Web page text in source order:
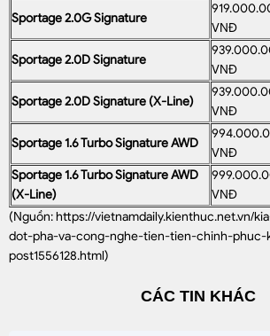
Sportage 2.0G Signature
VNĐ
Sportage 2.0D Signature
VNĐ
Sportage 2.0D Signature (X-Line)
VNĐ
Sportage 1.6 Turbo Signature AWD
VNĐ
Sportage 1.6 Turbo Signature AWD
(X-Line)
VNĐ
(Nguồn:https://vietnamdaily.kienthuc.net.vn/
dot-pha-va-cong-nghe-tien-tien-chinh-phuc-
post1556128.html)
CÁC TIN KHÁC